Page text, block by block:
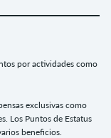
por actividades como
exclusivas como
Los Puntos de Estatus
beneficios.